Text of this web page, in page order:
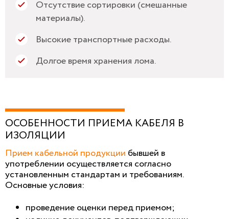
Отсутствие сортировки (смешанные
материалы).
Высокие транспортные расходы.
Долгое время хранения лома.
ОСОБЕННОСТИ ПРИЕМА КАБЕЛЯ В
ИЗОЛЯЦИИ
Прием кабельной продукции бывшей в
употреблении осуществляется согласно
установленным стандартам и требованиям.
Основные условия:
проведение оценки перед приемом;